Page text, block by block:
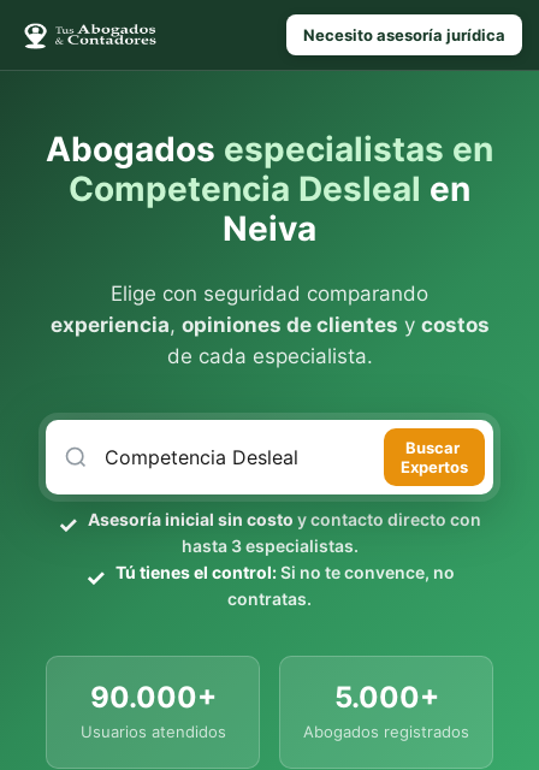
Necesito asesoría jurídica
Abogados especialistas en
Competencia Desleal en
Neiva
Elige con seguridad comparando
experiencia, opiniones de clientes y costos
de cada especialista.
Buscar
Expertos
Asesoría inicial sin costo y contacto directo con
hasta 3 especialistas.
Tú tienes el control:Si no te convence, no
contratas.
90.000+
Usuarios atendidos
5.000+
Abogados registrados